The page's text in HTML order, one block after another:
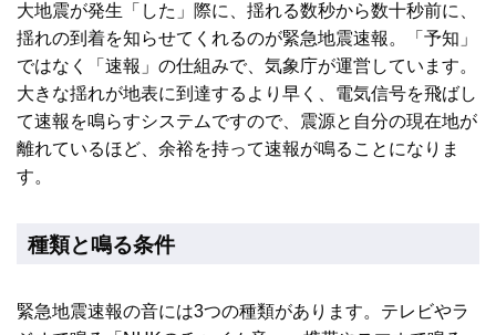
大地震が発生「した」際に、揺れる数秒から数十秒前に、
揺れの到着を知らせてくれるのが緊急地震速報。「予知」
ではなく「速報」の仕組みで、気象庁が運営しています。
大きな揺れが地表に到達するより早く、電気信号を飛ばし
て速報を鳴らすシステムですので、震源と自分の現在地が
離れているほど、余裕を持って速報が鳴ることになりま
す。
種類と鳴る条件
緊急地震速報の音には3つの種類があります。テレビやラ